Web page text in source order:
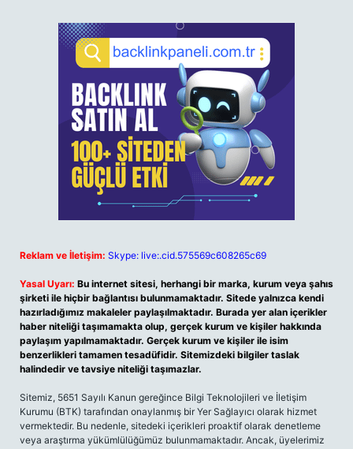
Reklam ve İletişim: Skype: live:.cid.575569c608265c69
Yasal Uyarı: Bu internet sitesi, herhangi bir marka, kurum veya şahıs
şirketi ile hiçbir bağlantısı bulunmamaktadır. Sitede yalnızca kendi
hazırladığımız makaleler paylaşılmaktadır. Burada yer alan içerikler
haber niteliği taşımamakta olup, gerçek kurum ve kişiler hakkında
paylaşım yapılmamaktadır. Gerçek kurum ve kişiler ile isim
benzerlikleri tamamen tesadüfidir. Sitemizdeki bilgiler taslak
halindedir ve tavsiye niteliği taşımazlar.
Sitemiz, 5651 Sayılı Kanun gereğince Bilgi Teknolojileri ve İletişim
Kurumu (BTK) tarafından onaylanmış bir Yer Sağlayıcı olarak hizmet
vermektedir. Bu nedenle, sitedeki içerikleri proaktif olarak denetleme
veya araştırma yükümlülüğümüz bulunmamaktadır. Ancak, üyelerimiz